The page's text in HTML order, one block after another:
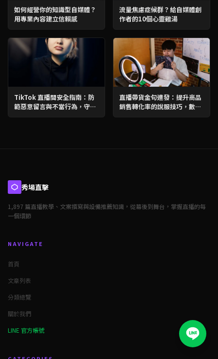
如何經營你的知識型自媒體？
用專業內容建立信賴感
流量焦慮症候群？給自媒體創
作者的10個心靈雞湯
TikTok 直播間安全指南：防
範惡意留言與不當行為，守護
你的直播間
直播帶貨金句連發：提升商品
銷售轉化率的說服技巧，數據
分析助力業績爆發
秀場直擊
1,897 篇直播教學、文案撰寫與設備推薦知識，從幕後到舞台，掌握直播的每
一個環節
NAVIGATE
首頁
文章列表
分類總覽
關於我們
LINE 官方帳號